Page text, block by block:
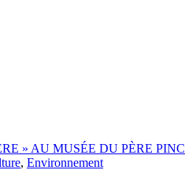
» AU MUSÉE DU PÈRE
, Environnement